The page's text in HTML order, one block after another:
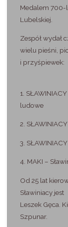
Medalem 700-
Lubelskiej.
Zespół wydał
wielu pieśni,
i przyśpiewek:
1.
ludowe
2.
3.
4. MAKI –
Od 25 lat
Sławiniacy jest
Leszek Gęca.
Szpunar.